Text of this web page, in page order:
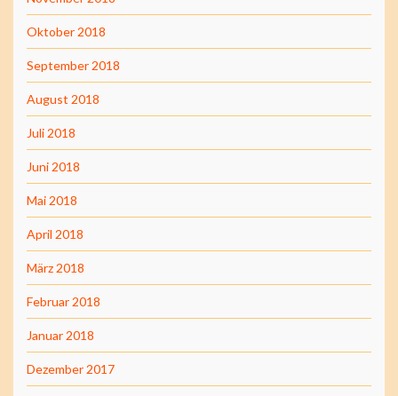
Oktober 2018
September 2018
August 2018
Juli 2018
Juni 2018
Mai 2018
April 2018
März 2018
Februar 2018
Januar 2018
Dezember 2017